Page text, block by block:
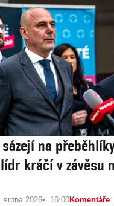
na
kráčí v závěsu
srpna 2026 16:00Komentáře